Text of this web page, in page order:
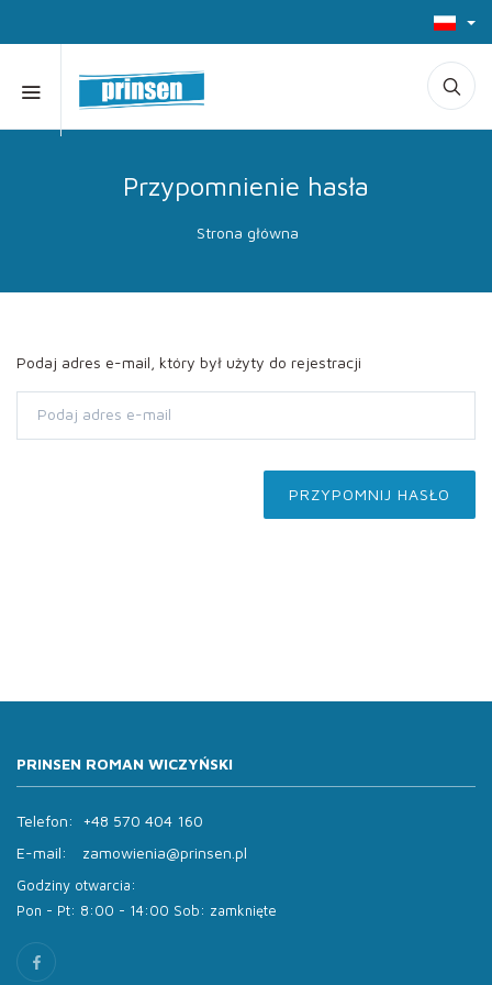
Przypomnienie hasła
Strona główna
Podaj adres e-mail, który był użyty do rejestracji
PRZYPOMNIJ HASŁO
PRINSEN ROMAN WICZYŃSKI
Telefon:
+48 570 404 160
E-mail:
zamowienia@prinsen.pl
Godziny otwarcia:
Pon - Pt: 8:00 - 14:00 Sob: zamknięte